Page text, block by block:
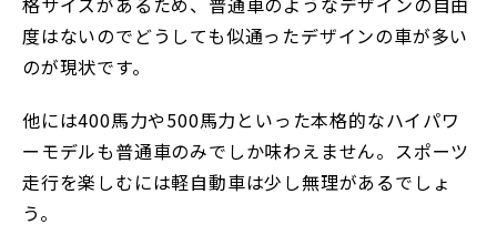
度はないのでどうしても似通ったデザインの車が多い
のが現状です。
他には400馬力や500馬力といった本格的なハイパワ
ーモデルも普通車のみでしか味わえません。スポーツ
走行を楽しむには軽自動車は少し無理があるでしょ
う。